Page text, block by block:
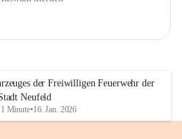
der Freiwilligen Feuerwehr der
Neufeld
Minute•16. Jan. 2026